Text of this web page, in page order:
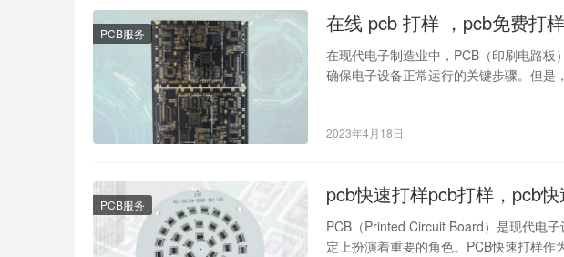
PCB服务 在线 pcb 打样 ，pcb免费打
在现代电子制造业中，PCB（印刷电路
确保电子设备正常运行的关键步骤。但是
2023年4月18日
PCB服务 pcb快速打样pcb打样，pcb
PCB（Printed Circuit Board）是现代电
定上扮演着重要的角色。PCB快速打样